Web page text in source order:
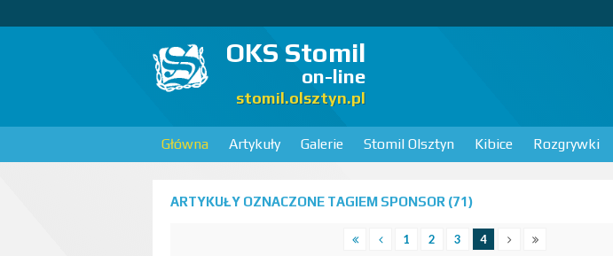
OKS Stomil
on-line
stomil.olsztyn.pl
Główna Artykuły Galerie Stomil Olsztyn Kibice Rozgrywki
ARTYKUŁY OZNACZONE TAGIEM SPONSOR (71)
1 2 3 4